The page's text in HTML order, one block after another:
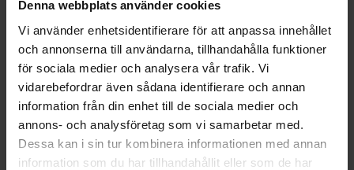
Denna webbplats använder cookies
Vi använder enhetsidentifierare för att anpassa innehållet
och annonserna till användarna, tillhandahålla funktioner
för sociala medier och analysera vår trafik. Vi
vidarebefordrar även sådana identifierare och annan
information från din enhet till de sociala medier och
annons- och analysföretag som vi samarbetar med.
Dessa kan i sin tur kombinera informationen med annan
information som du har tillhandahållit eller som de har
Serpentiner - Vit
Ballonger - Gröna 10-
pack